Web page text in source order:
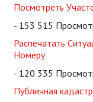
Посмотреть
- 153 515
Распечатать
Номеру
- 120 335
Публичная